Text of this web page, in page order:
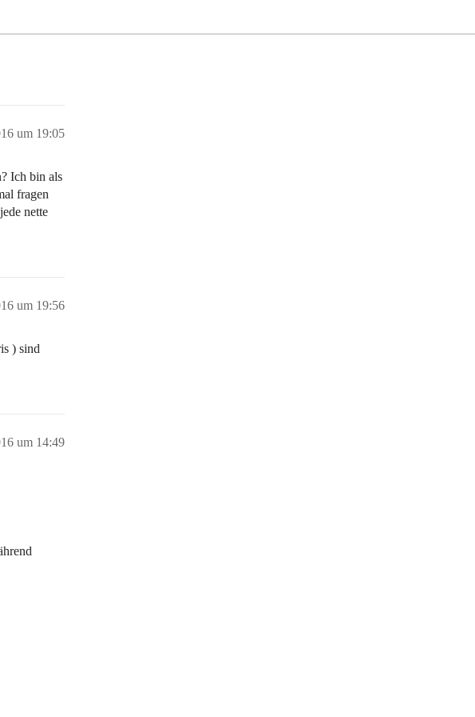
um 19:05
Ich bin als
fragen
nette
um 19:56
) sind
um 14:49